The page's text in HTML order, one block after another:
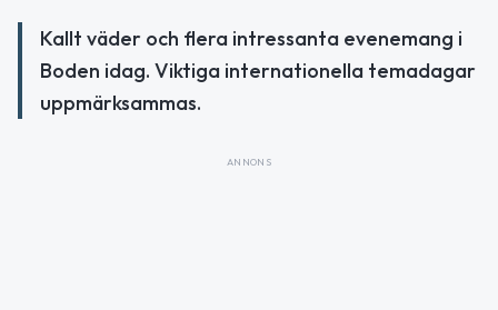
Kallt väder och flera intressanta evenemang i
Boden idag. Viktiga internationella temadagar
uppmärksammas.
ANNONS